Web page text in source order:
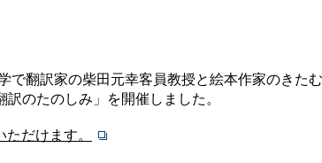
で翻訳家の柴田元幸客員教授と絵本作家のきた
のたのしみ」を開催しました。
だけます。